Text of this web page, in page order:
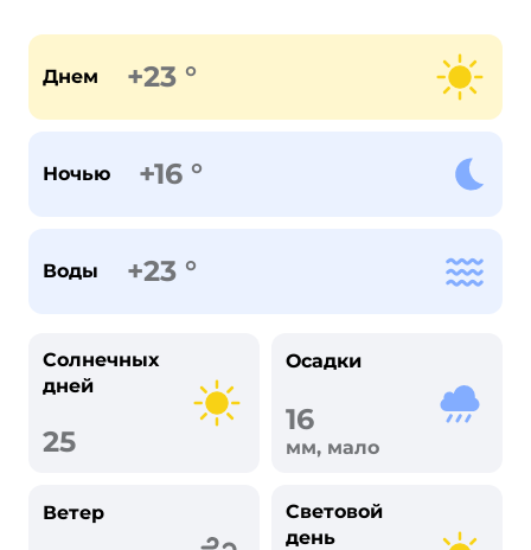
Днем +23 °
Ночью +16 °
Воды +23 °
Солнечных
дней
25
Осадки
16
мм, мало
Ветер
Световой
день